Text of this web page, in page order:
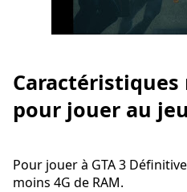
Caractéristiques
pour jouer au jeu
Pour jouer à GTA 3
moins 4G de RAM.